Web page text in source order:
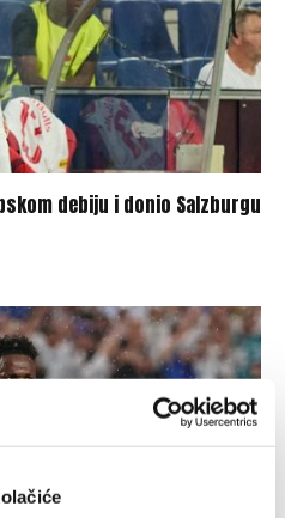
debiju i donio Salzburgu